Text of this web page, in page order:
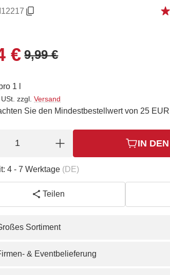
€ 9,99 €
1 l
zzgl. Versand
Sie den Mindestbestellwert von 25
IN
4 - 7 Werktage (DE)
Teilen
Sortiment
& Eventbelieferung